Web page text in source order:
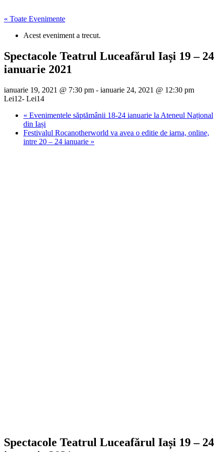
« Toate Evenimente
Acest eveniment a trecut.
Spectacole Teatrul Luceafărul Iași 19 – 24
ianuarie 2021
ianuarie 19, 2021 @ 7:30 pm - ianuarie 24, 2021 @ 12:30 pm
Lei12- Lei14
« Evenimentele săptămânii 18-24 ianuarie la Ateneul Național
din Iași
Festivalul Rocanotherworld va avea o editie de iarna, online,
intre 20 – 24 ianuarie »
Spectacole Teatrul Luceafărul Iași 19 – 24